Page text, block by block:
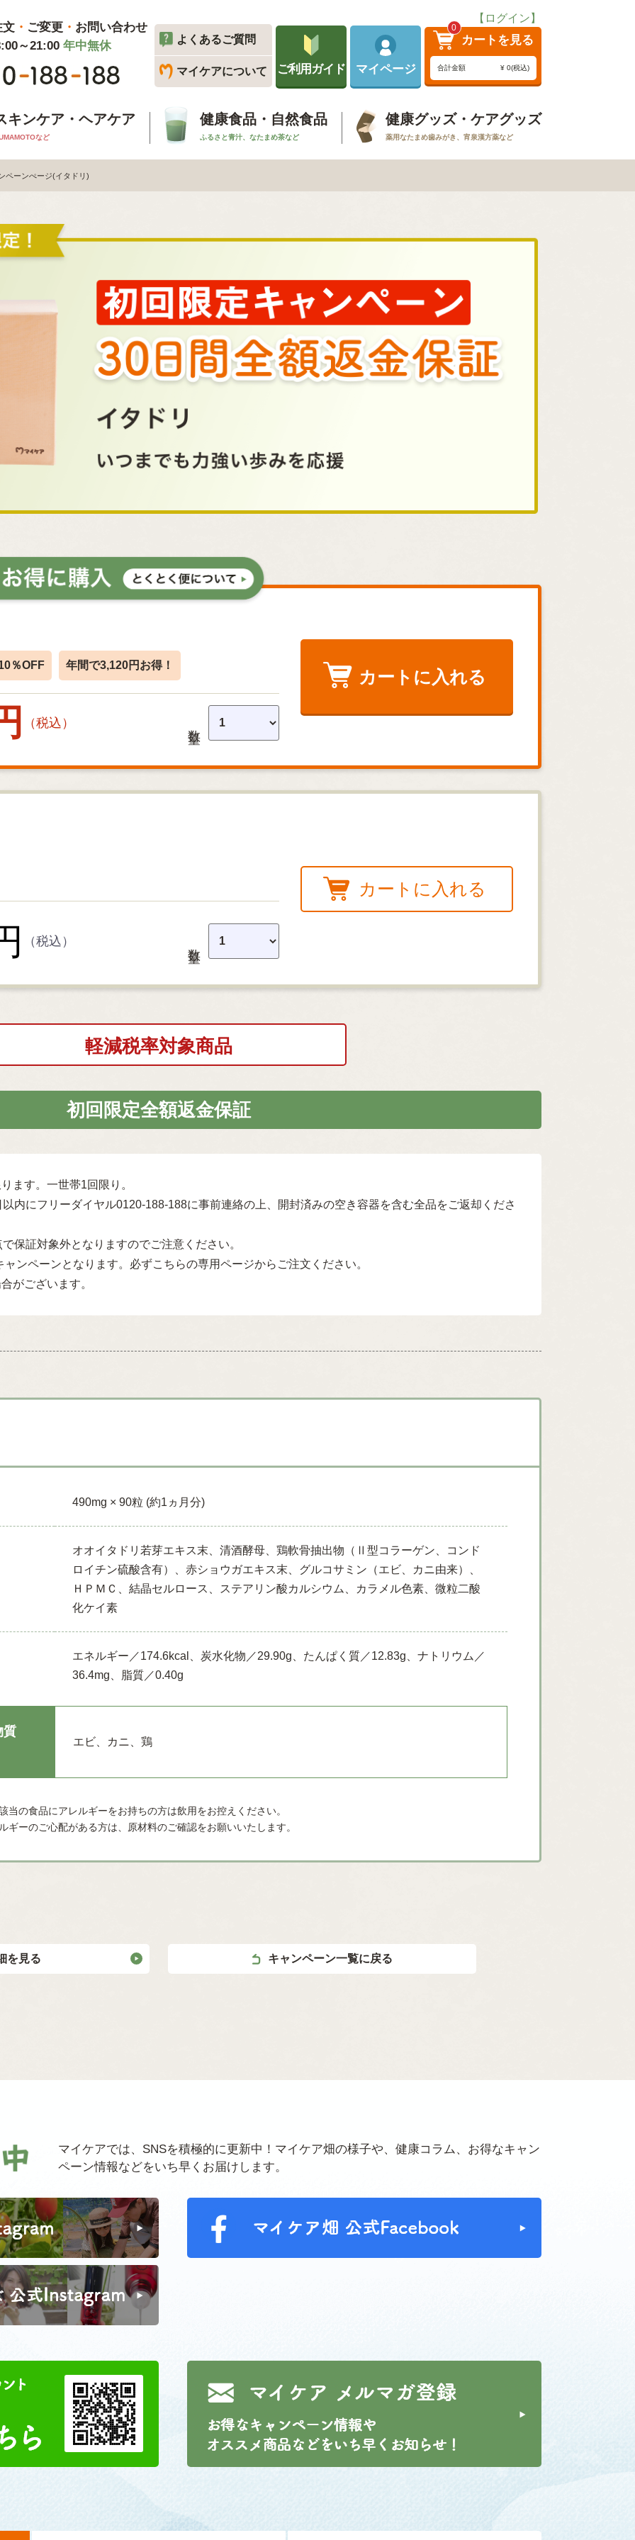
【ログイン】
文 ・ ご変更 ・ お問い合わせ
～21:00 年中無休 よくあるご質問
マイケアについて ご利用ガイド マイページ
0
カートを見る
合計金額 ¥ 0(税込)
キンケア・ヘアケア
など
健康食品・自然食品
ふるさと青汁、なたまめ茶など
健康グッズ・ケアグッズ
薬用なたまめ歯みがき、宵泉漢方薬など
ペーンぺージ(イタドリ)
％OFF 年間で3,120円お得！
（税込）
カートに入れる
（税込）
カートに入れる
軽減税率対象商品
初回限定全額返金保証
ます。一世帯1回限り。
内にフリーダイヤル0120-188-188に事前連絡の上、開封済みの空き容器を含む全品をご返却くださ
証対象外となりますのでご注意ください。
ンペーンとなります。必ずこちらの専用ページからご注文ください。
がございます。
490mg × 90粒 (約1ヵ月分)
オオイタドリ若芽エキス末、清酒酵母、鶏軟骨抽出物（Ⅱ型コラーゲン、コンド
ロイチン硫酸含有）、赤ショウガエキス末、グルコサミン（エビ、カニ由来）、
ＨＰＭＣ、結晶セルロース、ステアリン酸カルシウム、カラメル色素、微粒二酸
化ケイ素
エネルギー／174.6kcal、炭水化物／29.90g、たんぱく質／12.83g、ナトリウム／
36.4mg、脂質／0.40g
質
エビ、カニ、鶏
の食品にアレルギーをお持ちの方は飲用をお控えください。
ーのご心配がある方は、原材料のご確認をお願いいたします。
を見る キャンペーン一覧に戻る
マイケアでは、SNSを積極的に更新中！マイケア畑の様子や、健康コラム、お得なキャン
ペーン情報などをいち早くお届けします。